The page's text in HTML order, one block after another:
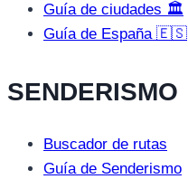
Guía de ciudades 🏛️
Guía de España 🇪🇸
SENDERISMO
Buscador de rutas
Guía de Senderismo